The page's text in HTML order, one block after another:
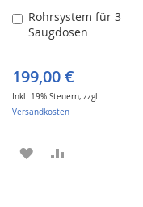
Rohrsystem für 3
Saugdosen
199,00 €
Inkl. 19% Steuern, zzgl.
Versandkosten
In
den
ZUR